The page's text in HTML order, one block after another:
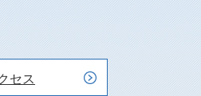
セス